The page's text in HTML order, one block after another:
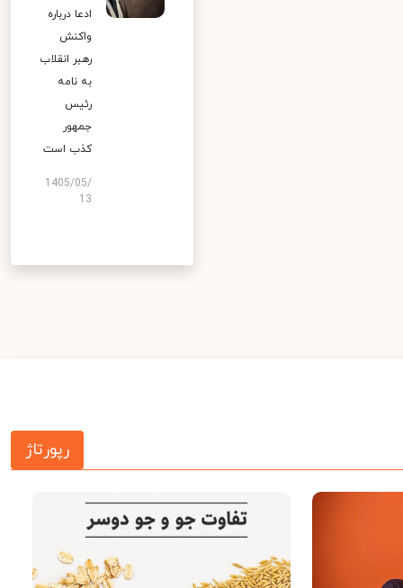
ادعا درباره
واکنش
رهبر انقلاب
به نامه
رئیس
جمهور
کذب است
1405/05/
13
رپورتاژ